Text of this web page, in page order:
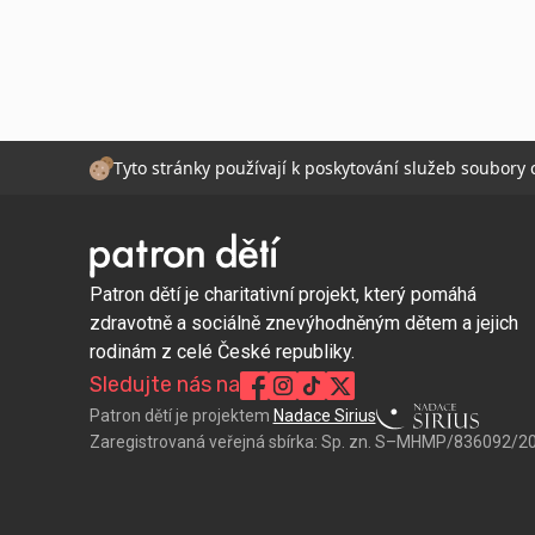
Tyto stránky používají k poskytování služeb
Patron dětí je charitativní projekt, který pomáhá
zdravotně a sociálně znevýhodněným dětem a jejich
rodinám z celé České republiky.
Sledujte nás na
Patron dětí je projektem Nadace Sirius
Zaregistrovaná veřejná sbírka: Sp. zn. S–MHMP/836092/